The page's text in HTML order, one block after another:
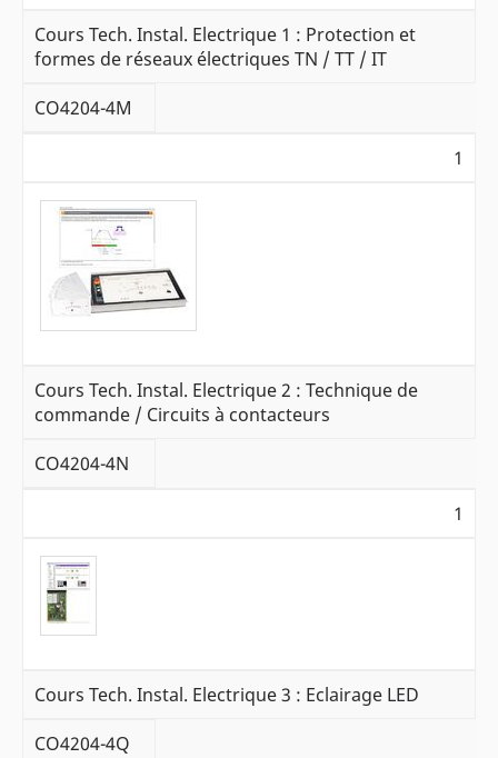
Cours Tech. Instal. Electrique 1 : Protection et
formes de réseaux électriques TN / TT / IT
CO4204-4M
1
Cours Tech. Instal. Electrique 2 : Technique de
commande / Circuits à contacteurs
CO4204-4N
1
Cours Tech. Instal. Electrique 3 : Eclairage LED
CO4204-4Q